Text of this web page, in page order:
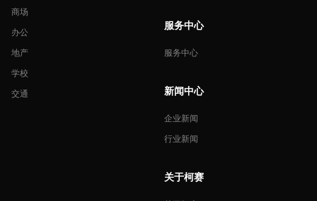
商场
办公
地产
学校
交通
服务中心
服务中心
新闻中心
企业新闻
行业新闻
关于柯赛